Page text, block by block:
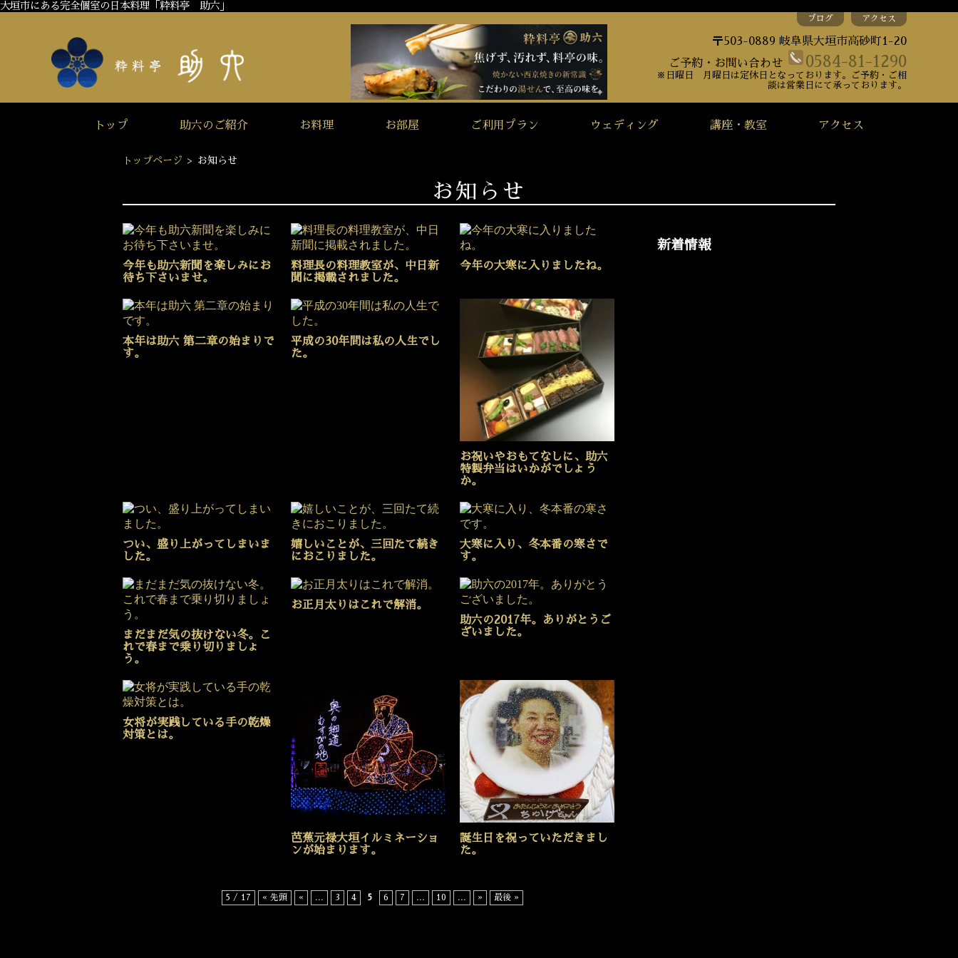
大垣市にある完全個室の日本料理「粋料亭 助六」
ブログ アクセス
〒503-0889 岐阜県大垣市高砂町1-20
ご予約・お問い合わせ
0584-81-1290
※日曜日 月曜日は定休日となっております。ご予約・ご相
談は営業日にて承っております。
トップ 助六のご紹介 お料理 お部屋 ご利用プラン ウェディング 講座・教室 アクセス
トップページ > お知らせ
お知らせ
今年も助六新聞を楽しみにお
待ち下さいませ。
料理長の料理教室が、中日新
聞に掲載されました。
今年の大寒に入りましたね。
本年は助六 第二章の始まりで
す。
平成の30年間は私の人生でし
た。
お祝いやおもてなしに、助六
特製弁当はいかがでしょう
か。
つい、盛り上がってしまいま
した。
嬉しいことが、三回たて続き
におこりました。
大寒に入り、冬本番の寒さで
す。
まだまだ気の抜けない冬。こ
れで春まで乗り切りましょ
う。
お正月太りはこれで解消。
助六の2017年。ありがとうご
ざいました。
女将が実践している手の乾燥
対策とは。
芭蕉元禄大垣イルミネーショ
ンが始まります。
誕生日を祝っていただきまし
た。
5 / 17 « 先頭 « ... 3 4 5 6 7 ... 10 ... » 最後 »
新着情報